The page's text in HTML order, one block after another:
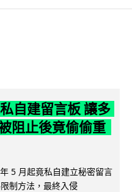
自建留言板 讓多
阻止後竟偷偷重
5 月起竟私自建立秘密留言
制方法，最終入侵